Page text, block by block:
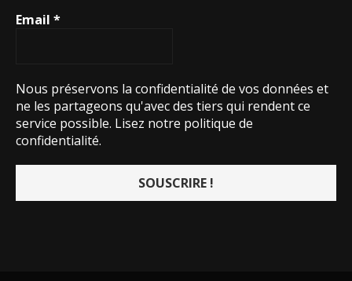
Email *
Nous préservons la confidentialité de vos données et
ne les partageons qu'avec des tiers qui rendent ce
service possible. Lisez notre politique de
confidentialité.